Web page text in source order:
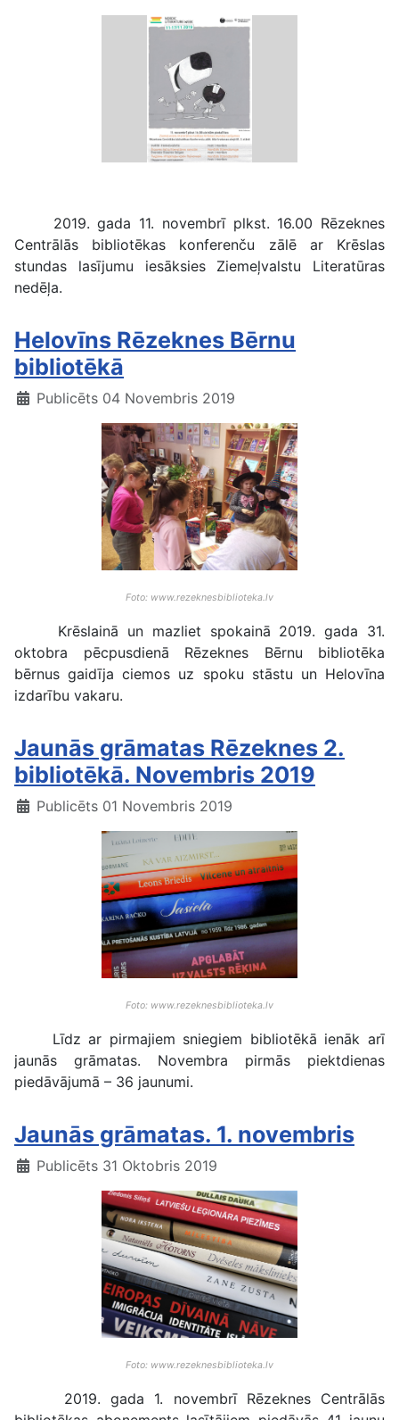
2019. gada 11. novembrī plkst. 16.00 Rēzeknes
Centrālās bibliotēkas konferenču zālē ar Krēslas
stundas lasījumu iesāksies Ziemeļvalstu Literatūras
nedēļa.
Helovīns Rēzeknes Bērnu
bibliotēkā
Publicēts 04 Novembris 2019
Foto: www.rezeknesbiblioteka.lv
Krēslainā un mazliet spokainā 2019. gada 31.
oktobra pēcpusdienā Rēzeknes Bērnu bibliotēka
bērnus gaidīja ciemos uz spoku stāstu un Helovīna
izdarību vakaru.
Jaunās grāmatas Rēzeknes 2.
bibliotēkā. Novembris 2019
Publicēts 01 Novembris 2019
Foto: www.rezeknesbiblioteka.lv
Līdz ar pirmajiem sniegiem bibliotēkā ienāk arī
jaunās grāmatas. Novembra pirmās piektdienas
piedāvājumā – 36 jaunumi.
Jaunās grāmatas. 1. novembris
Publicēts 31 Oktobris 2019
Foto: www.rezeknesbiblioteka.lv
2019. gada 1. novembrī Rēzeknes Centrālās